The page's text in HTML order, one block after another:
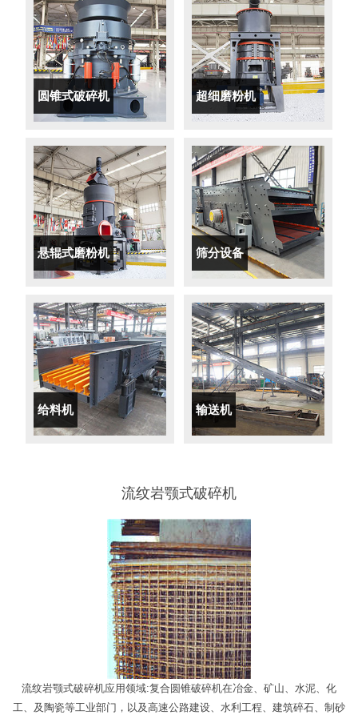
圆锥式破碎机 超细磨粉机
悬辊式磨粉机 筛分设备
给料机 输送机
流纹岩颚式破碎机
流纹岩颚式破碎机应用领域:复合圆锥破碎机在冶金、矿山、水泥、化
工、及陶瓷等工业部门，以及高速公路建设、水利工程、建筑碎石、制砂